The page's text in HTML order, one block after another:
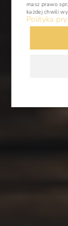
masz prawo
każdej chwili
Polityka